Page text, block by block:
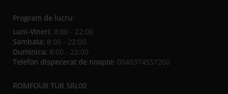
Program de lucru:
Luni-Vineri: 8:00 - 22:00
Sambata: 8:00 - 22:00
Duminica: 8:00 - 22:00
Telefon dispecerat de noapte: 0040374557200
ROMFOUR TUR SRL00